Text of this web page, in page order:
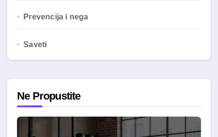
Prevencija i nega
Saveti
Ne Propustite